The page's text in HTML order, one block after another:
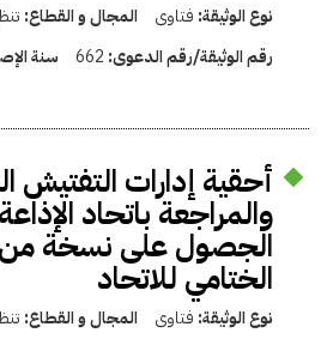
نوع الوثيقة: فتاوى المجال و القطاع:
رقم الوثيقة/رقم الدعوى: 662 سنة
أحقية إدارات التفتيش
والمراجعة باتحاد
الجصول على نسخة
الختامي للاتحاد
نوع الوثيقة: فتاوى المجال و القطاع: